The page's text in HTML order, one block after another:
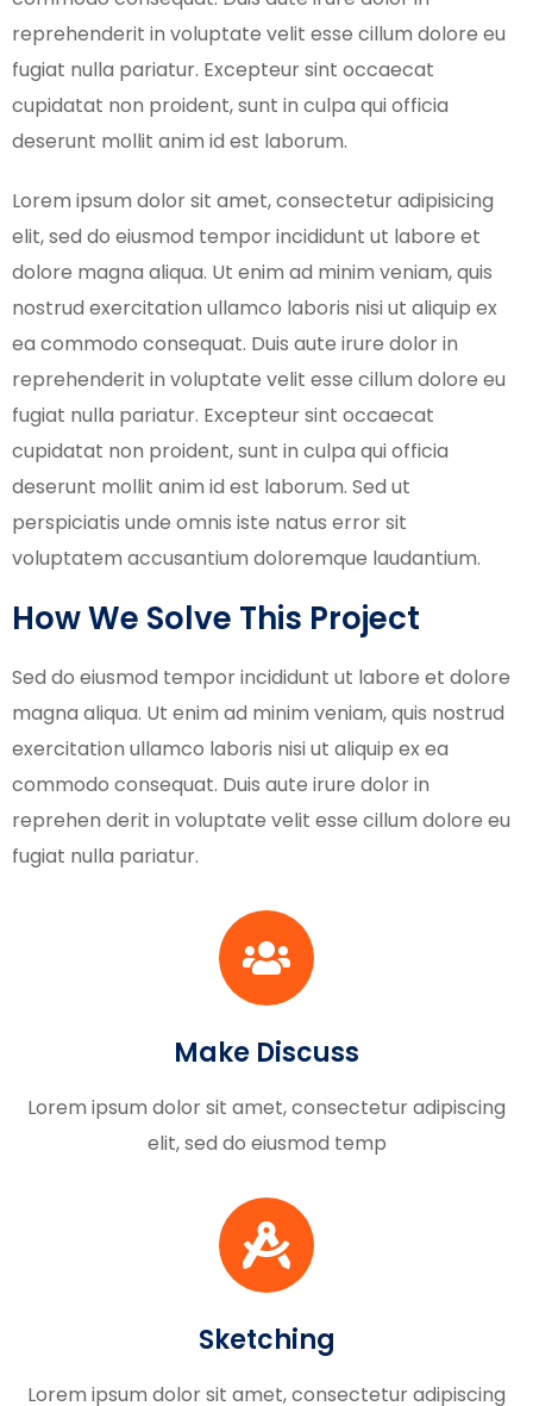
reprehenderit in voluptate velit esse cillum dolore eu
fugiat nulla pariatur. Excepteur sint occaecat
cupidatat non proident, sunt in culpa qui officia
deserunt mollit anim id est laborum.
Lorem ipsum dolor sit amet, consectetur adipisicing
elit, sed do eiusmod tempor incididunt ut labore et
dolore magna aliqua. Ut enim ad minim veniam, quis
nostrud exercitation ullamco laboris nisi ut aliquip ex
ea commodo consequat. Duis aute irure dolor in
reprehenderit in voluptate velit esse cillum dolore eu
fugiat nulla pariatur. Excepteur sint occaecat
cupidatat non proident, sunt in culpa qui officia
deserunt mollit anim id est laborum. Sed ut
perspiciatis unde omnis iste natus error sit
voluptatem accusantium doloremque laudantium.
How We Solve This Project
Sed do eiusmod tempor incididunt ut labore et dolore
magna aliqua. Ut enim ad minim veniam, quis nostrud
exercitation ullamco laboris nisi ut aliquip ex ea
commodo consequat. Duis aute irure dolor in
reprehen derit in voluptate velit esse cillum dolore eu
fugiat nulla pariatur.
Make Discuss
Lorem ipsum dolor sit amet, consectetur adipiscing
elit, sed do eiusmod temp
Sketching
Lorem ipsum dolor sit amet, consectetur adipiscing